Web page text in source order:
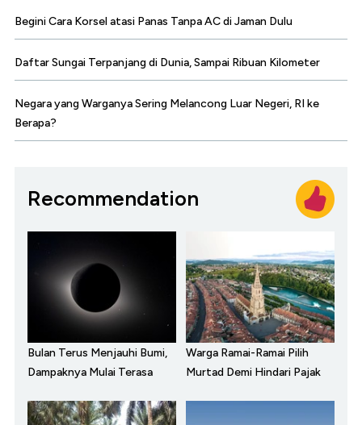
Begini Cara Korsel atasi Panas Tanpa AC di Jaman Dulu
Daftar Sungai Terpanjang di Dunia, Sampai Ribuan Kilometer
Negara yang Warganya Sering Melancong Luar Negeri, RI ke
Berapa?
Recommendation
Bulan Terus Menjauhi Bumi,
Dampaknya Mulai Terasa
Warga Ramai-Ramai Pilih
Murtad Demi Hindari Pajak